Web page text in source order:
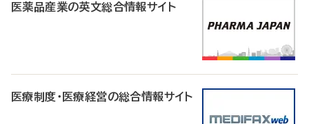
医薬品産業の英文総合情報サイト
医療制度・医療経営の総合情報サイト